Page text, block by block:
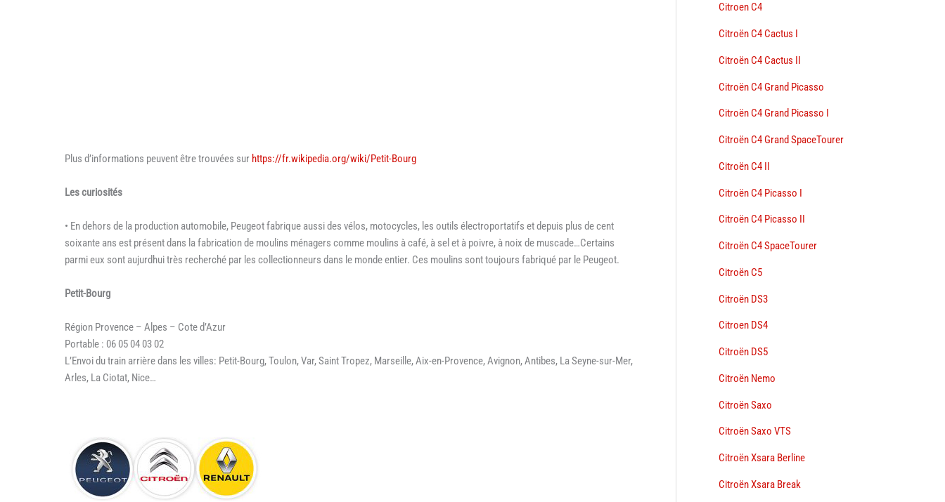
Plus d’informations peuvent être trouvées sur https://fr.wikipedia.org/wiki/Petit-Bourg
Les curiosités
• En dehors de la production automobile, Peugeot fabrique aussi des vélos, motocycles, les outils électroportatifs et depuis plus de cent
soixante ans est présent dans la fabrication de moulins ménagers comme moulins à café, à sel et à poivre, à noix de muscade…Certains
parmi eux sont aujurdhui très recherché par les collectionneurs dans le monde entier. Ces moulins sont toujours fabriqué par le Peugeot.
Petit-Bourg
Région Provence – Alpes – Cote d’Azur
Portable : 06 05 04 03 02
L’Envoi du train arrière dans les villes: Petit-Bourg, Toulon, Var, Saint Tropez, Marseille, Aix-en-Provence, Avignon, Antibes, La Seyne-sur-Mer,
Arles, La Ciotat, Nice…
Citroen C4
Citroën C4 Cactus I
Citroën C4 Cactus II
Citroën C4 Grand Picasso
Citroën C4 Grand Picasso I
Citroën C4 Grand SpaceTourer
Citroën C4 II
Citroën C4 Picasso I
Citroën C4 Picasso II
Citroën C4 SpaceTourer
Citroën C5
Citroën DS3
Citroen DS4
Citroën DS5
Citroën Nemo
Citroën Saxo
Citroën Saxo VTS
Citroën Xsara Berline
Citroën Xsara Break